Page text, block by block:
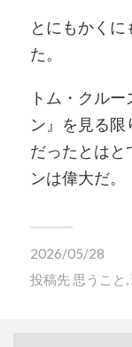
とにもかく
た。
トム・クル
ン』を見る限
だったとはと
ンは偉大だ。
2026/05/28
投稿先 思うこと ,